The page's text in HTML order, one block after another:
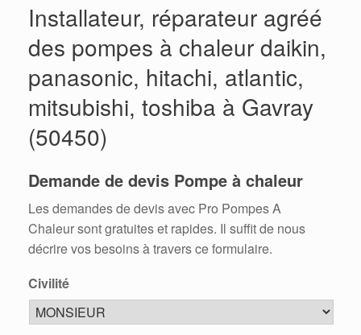
Installateur, réparateur agréé
des pompes à chaleur daikin,
panasonic, hitachi, atlantic,
mitsubishi, toshiba à Gavray
(50450)
Demande de devis Pompe à chaleur
Les demandes de devis avec Pro Pompes A
Chaleur sont gratuites et rapides. Il suffit de nous
décrire vos besoins à travers ce formulaire.
Civilité